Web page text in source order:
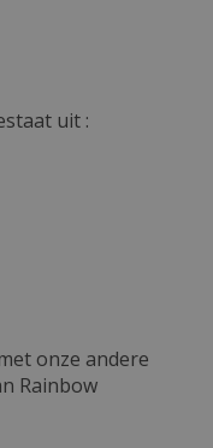
uit :
onze andere
Rainbow